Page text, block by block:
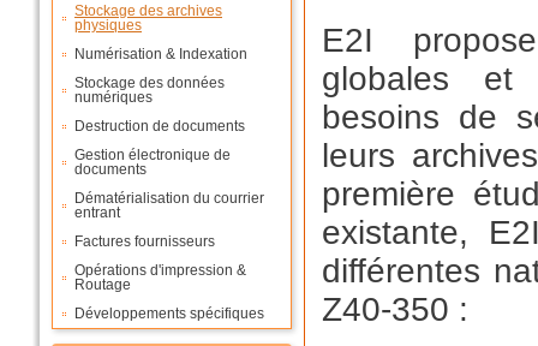
Stockage des archives
physiques
Numérisation & Indexation
Stockage des données
numériques
Destruction de documents
Gestion électronique de
documents
Dématérialisation du courrier
entrant
Factures fournisseurs
Opérations d'impression &
Routage
Développements spécifiques
E2I
globales et
besoins de
leurs
première
existante,
différentes
Z40-350 :